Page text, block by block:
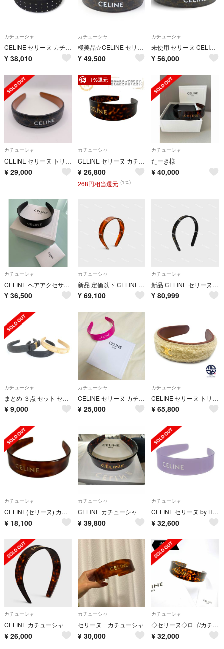
カチューシャ
CELINE セリーヌ カチューシャ マイクロ トリオンフ ヘッドバンド ブラック系 シルク レディース ヘアアクセサリー 美品
¥ 38,010
カチューシャ
極美品☆CELINE セリーヌ 2022年製 46Z952CCT レザー トリオンフ ロゴ入り ヘアバンド カチューシャ タン イタリア製 レディース 箱付き
¥ 49,500
カチューシャ
未使用 セリーヌ CELINE トリオンフ ヘッドバンド カチューシャ ヘアアクセサリー タン ブラック ブラウン トリオンフキャンバス レザー 46Z952CCT.04GT
¥ 56,000
カチューシャ
CELINE セリーヌ トリオンフ PVCレザー カチューシャ ヘアバンド
¥ 29,000
1%還元
カチューシャ
CELINE セリーヌ カチューシャ ヘアバンド ゴールドロゴ トータスシェルヘアアクセサリー ブラウン レディース
¥ 26,800
268円相当還元 (1%)
カチューシャ
たーき様
¥ 40,000
カチューシャ
CELINE ヘアアクセサリー ヘッドバンド / カチューシャ ブラック
¥ 36,500
カチューシャ
新品 定価以下 CELINE セリーヌ ヘアアクセサリー ヘッドバンド
¥ 69,100
カチューシャ
新品 CELINE セリーヌ PARIS シン ヘッドバンド カチューシャ
¥ 80,999
カチューシャ
まとめ ３点 セット セリーヌ フェラガモ フェンディ カチューシャ トリオンフ ヴァラリボン ヘアアクセサリー レディース ERE CW14-4
¥ 9,000
カチューシャ
CELINE セリーヌ カチューシャ ヘッドバンド ピンク
¥ 25,000
カチューシャ
CELINE セリーヌ トリオンフ ゴールド ムートン カチューシャ ヘッドバンド 460TA3LSS ヘアアクセサリー 小物 ブランド ファッション
¥ 65,800
カチューシャ
CELINE(セリーヌ) カチューシャ美品 - 46Y376CEA.19LG ハバナブロンド×ドレ べっ甲柄
¥ 18,100
カチューシャ
CELINE カチューシャ
¥ 39,800
カチューシャ
CELINE セリーヌ by Hedi Slimane ヘッドバンド その他アクセサリー - アセテート ライトヴァイオレット系 ヘアアクセサリー カチューシャ 紙留め 髪飾り ロゴ バイエディスリマン 【本物保証】
¥ 32,600
カチューシャ
CELINE カチューシャ
¥ 26,000
カチューシャ
セリーヌ カチューシャ
¥ 30,000
カチューシャ
◇セリーヌ◇ロゴ/カチューシャ/ブランド/ヘアアクセサリー
¥ 32,000